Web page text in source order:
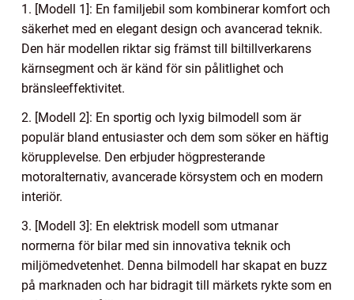
1. [Modell 1]: En familjebil som kombinerar komfort och
säkerhet med en elegant design och avancerad teknik.
Den här modellen riktar sig främst till biltillverkarens
kärnsegment och är känd för sin pålitlighet och
bränsleeffektivitet.
2. [Modell 2]: En sportig och lyxig bilmodell som är
populär bland entusiaster och dem som söker en häftig
körupplevelse. Den erbjuder högpresterande
motoralternativ, avancerade körsystem och en modern
interiör.
3. [Modell 3]: En elektrisk modell som utmanar
normerna för bilar med sin innovativa teknik och
miljömedvetenhet. Denna bilmodell har skapat en buzz
på marknaden och har bidragit till märkets rykte som en